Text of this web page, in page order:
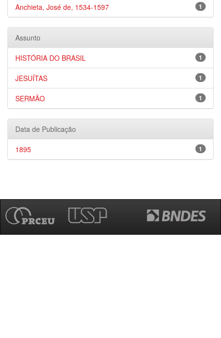
1
Anchieta, José de, 1534-1597
Assunto
1
HISTÓRIA DO BRASIL
1
JESUÍTAS
1
SERMÃO
Data de Publicação
1
1895